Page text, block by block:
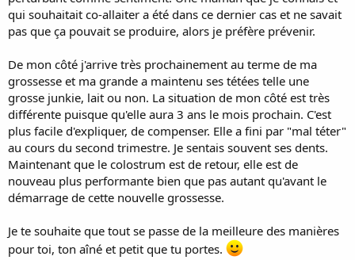
qui souhaitait co-allaiter a été dans ce dernier cas et ne savait
pas que ça pouvait se produire, alors je préfère prévenir.
De mon côté j'arrive très prochainement au terme de ma
grossesse et ma grande a maintenu ses tétées telle une
grosse junkie, lait ou non. La situation de mon côté est très
différente puisque qu'elle aura 3 ans le mois prochain. C'est
plus facile d'expliquer, de compenser. Elle a fini par "mal téter"
au cours du second trimestre. Je sentais souvent ses dents.
Maintenant que le colostrum est de retour, elle est de
nouveau plus performante bien que pas autant qu'avant le
démarrage de cette nouvelle grossesse.
Je te souhaite que tout se passe de la meilleure des manières
pour toi, ton aîné et petit que tu portes.